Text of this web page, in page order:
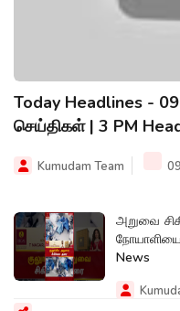
Today Headlines -
செய்திகள் | 3 PM
Kumudam Team
அறுவை
News